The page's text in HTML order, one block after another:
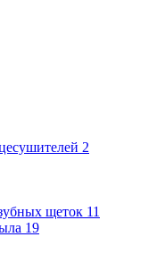
2
щеток 11
19